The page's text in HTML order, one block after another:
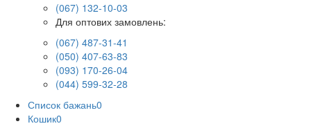
(067) 132-10-03
Для оптових замовлень:
(067) 487-31-41
(050) 407-63-83
(093) 170-26-04
(044) 599-32-28
Список бажань0
Кошик0